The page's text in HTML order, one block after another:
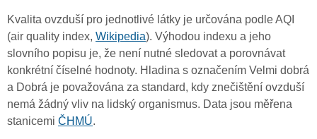
Kvalita ovzduší pro jednotlivé látky je určována podle AQI
(air quality index, Wikipedia). Výhodou indexu a jeho
slovního popisu je, že není nutné sledovat a porovnávat
konkrétní číselné hodnoty. Hladina s označením Velmi dobrá
a Dobrá je považována za standard, kdy znečištění ovzduší
nemá žádný vliv na lidský organismus. Data jsou měřena
stanicemi ČHMÚ.